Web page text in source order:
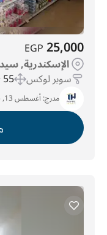
25,000
EGP
الإسكندرية,
سوبر لوكس 55 m
مدرج:أغسطس 13, 2025